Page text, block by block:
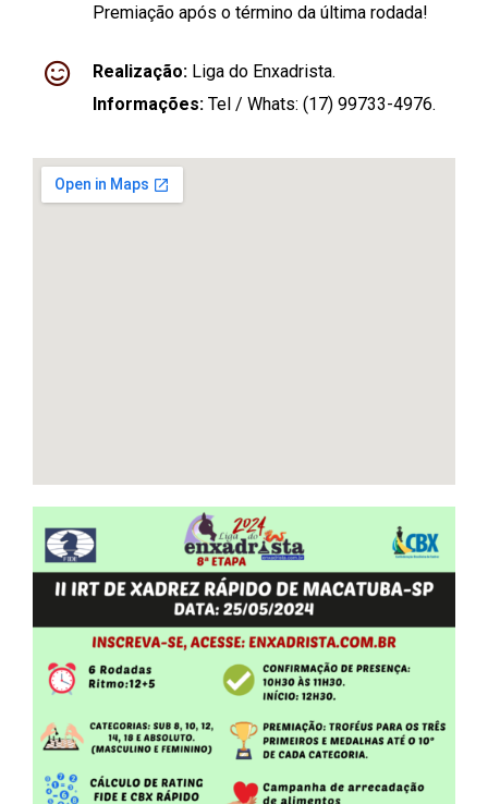
Premiação após o término da última rodada!
Realização: Liga do Enxadrista.
Informações: Tel / Whats: (17) 99733-4976.